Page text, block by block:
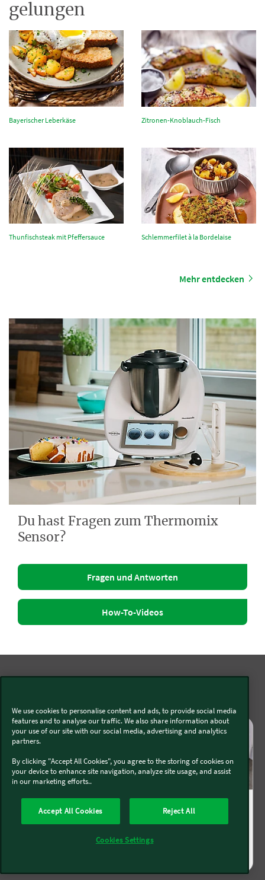
gelungen
Bayerischer Leberkäse Zitronen-Knoblauch-Fisch
Thunfischsteak mit Pfeffersauce Schlemmerfilet à la Bordelaise
Mehr entdecken
Du hast Fragen zum Thermomix
Sensor?
Fragen und Antworten
How-To-Videos
We use cookies to personalise content and ads, to provide social media
features and to analyse our traffic. We also share information about
your use of our site with our social media, advertising and analytics
partners.
By clicking "Accept All Cookies", you agree to the storing of cookies on
your device to enhance site navigation, analyze site usage, and assist
in our marketing efforts..
Accept All Cookies Reject All
Cookies Settings